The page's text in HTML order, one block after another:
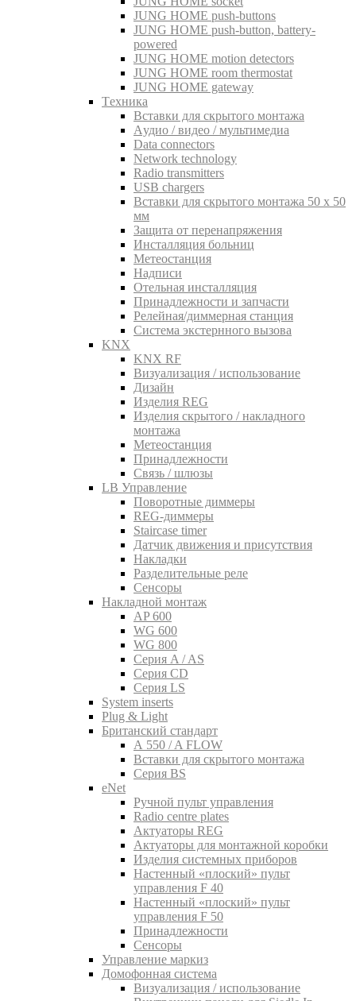
JUNG HOME push-buttons
JUNG HOME push-button, battery-
powered
JUNG HOME motion detectors
JUNG HOME room thermostat
JUNG HOME gateway
Tехника
Вставки для скрытого монтажа
Aудио / видео / мультимедиа
Data connectors
Network technology
Radio transmitters
USB chargers
Вставки для скрытого монтажа 50 x 50
мм
Защита от перенапряжения
Инсталляция больниц
Метеостанция
Надписи
Отельная инсталляция
Принадлежности и запчасти
Релейная/диммерная станция
Система экстернного вызова
KNX
KNX RF
Визуализация / использование
Дизайн
Изделия REG
Изделия скрытого / накладного
монтажа
Метеостанция
Принадлежности
Связь / шлюзы
LB Управление
Поворотные диммеры
REG-диммеры
Staircase timer
Датчик движения и присутствия
Накладки
Разделительные реле
Сенсоры
Накладной монтаж
AP 600
WG 600
WG 800
Серия A / AS
Серия CD
Серия LS
System inserts
Plug & Light
Британский стандарт
A 550 / A FLOW
Вставки для скрытого монтажа
Серия BS
eNet
Pучной пульт управления
Radio centre plates
Актуаторы REG
Актуаторы для монтажной коробки
Изделия системных приборов
Настенный «плоский» пульт
управления F 40
Настенный «плоский» пульт
управления F 50
Принадлежности
Сенсоры
Управление маркиз
Домофонная система
Визуализация / использование